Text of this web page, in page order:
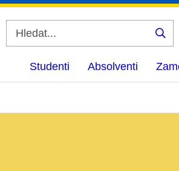
Studenti Absolventi